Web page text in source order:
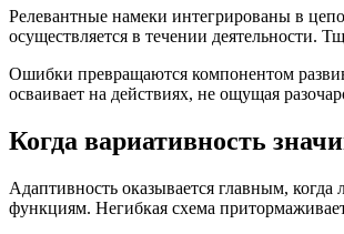
Релевантные намеки интегрированы в
осуществляется в течении деятельности.
Ошибки превращаются компонентом
осваивает на действиях, не ощущая
Когда вариативность
Адаптивность оказывается главным,
функциям. Негибкая схема